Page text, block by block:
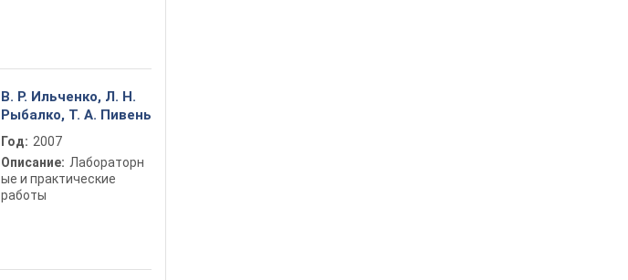
В. Р. Ильченко, Л. Н.
Рыбалко, Т. А. Пивень
Год: 2007
Описание: Лабораторн
ые и практические
работы